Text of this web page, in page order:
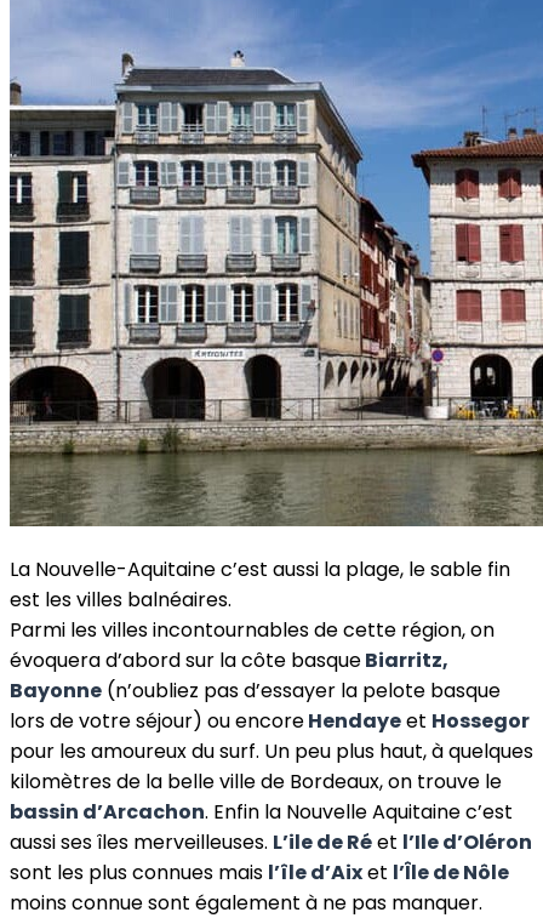
La Nouvelle-Aquitaine c’est aussi la plage, le sable fin
est les villes balnéaires.
Parmi les villes incontournables de cette région, on
évoquera d’abord sur la côte basqueBiarritz,
Bayonne (n’oubliez pas d’essayer la pelote basque
lors de votre séjour) ou encoreHendayeet Hossegor
pour les amoureux du surf. Un peu plus haut, à quelques
kilomètres de la belle ville de Bordeaux, on trouve le
bassin d’Arcachon. Enfin la Nouvelle Aquitaine c’est
aussi ses îles merveilleuses. L’ile de Réet l’Ile d’Oléron
sont les plus connues mais l’île d’Aixet l’Île de Nôle
moins connue sont également à ne pas manquer.